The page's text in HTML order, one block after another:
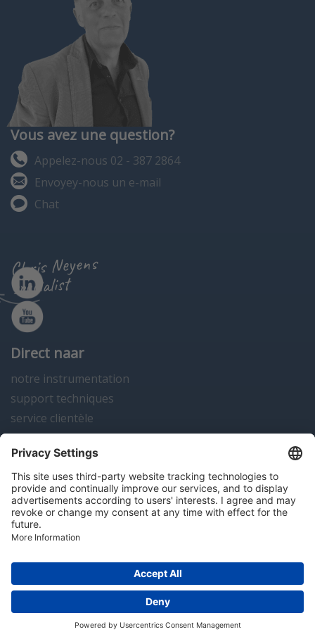
Vous avez une question?
Appelez-nous 02 - 387 2864
Envoyey-nous un e-mail
Chat
Chris Neyens
specialist
Direct naar
notre instrumentation
support techniques
service clientèle
actualités
contact
Algemene voorwaarden Disclaimer
Colofon
Copyright; 2026 Hitma B.V.. Tous droits réservés.